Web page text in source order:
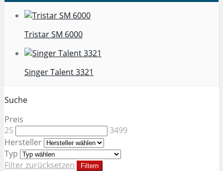
Tristar SM 6000
Singer Talent 3321
Suche
Preis
25
3499
Hersteller
Typ
Filter zurücksetzen
Filtern